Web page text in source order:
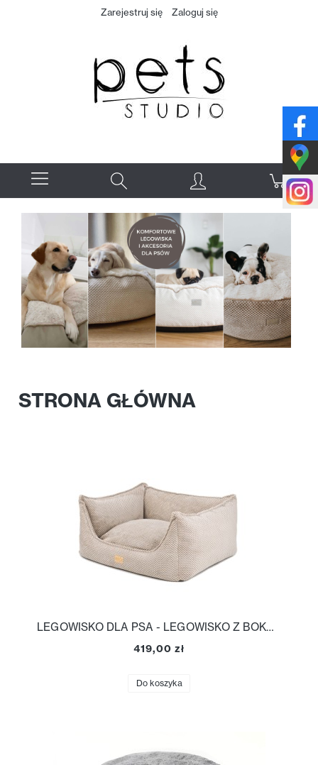
Zarejestruj się Zaloguj się
STRONA GŁÓWNA
LEGOWISKO DLA PSA - LEGOWISKO Z BOKAMI
419,00 zł
Do koszyka